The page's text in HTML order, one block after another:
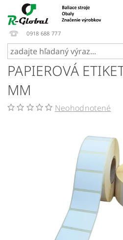
0918 688 777
PAPIEROVÁ
MM
Neohodnotené